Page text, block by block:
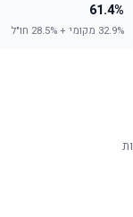
61.4%
32.9% מקומי + 28.5% חו"ל